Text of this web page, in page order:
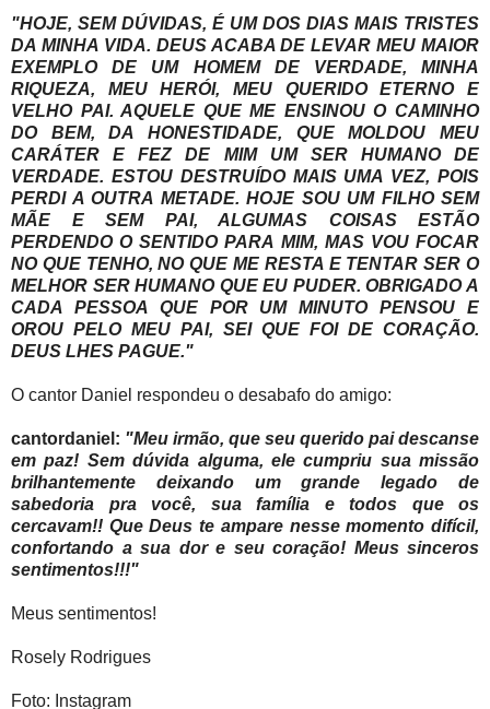
"HOJE, SEM DÚVIDAS, É UM DOS DIAS MAIS TRISTES
DA MINHA VIDA. DEUS ACABA DE LEVAR MEU MAIOR
EXEMPLO DE UM HOMEM DE VERDADE, MINHA
RIQUEZA, MEU HERÓI, MEU QUERIDO ETERNO E
VELHO PAI. AQUELE QUE ME ENSINOU O CAMINHO
DO BEM, DA HONESTIDADE, QUE MOLDOU MEU
CARÁTER E FEZ DE MIM UM SER HUMANO DE
VERDADE. ESTOU DESTRUÍDO MAIS UMA VEZ, POIS
PERDI A OUTRA METADE. HOJE SOU UM FILHO SEM
MÃE E SEM PAI, ALGUMAS COISAS ESTÃO
PERDENDO O SENTIDO PARA MIM, MAS VOU FOCAR
NO QUE TENHO, NO QUE ME RESTA E TENTAR SER O
MELHOR SER HUMANO QUE EU PUDER. OBRIGADO A
CADA PESSOA QUE POR UM MINUTO PENSOU E
OROU PELO MEU PAI, SEI QUE FOI DE CORAÇÃO.
DEUS LHES PAGUE."
O cantor Daniel respondeu o desabafo do amigo:
cantordaniel: "Meu irmão, que seu querido pai descanse
em paz! Sem dúvida alguma, ele cumpriu sua missão
brilhantemente deixando um grande legado de
sabedoria pra você, sua família e todos que os
cercavam!! Que Deus te ampare nesse momento difícil,
confortando a sua dor e seu coração! Meus sinceros
sentimentos!!!"
Meus sentimentos!
Rosely Rodrigues
Foto: Instagram